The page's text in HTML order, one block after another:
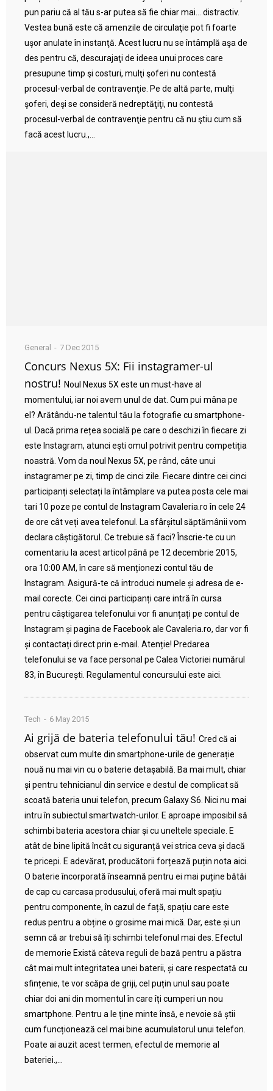
pun pariu că al tău s-ar putea să fie chiar mai… distractiv.
Vestea bună este că amenzile de circulaţie pot fi foarte
uşor anulate în instanţă. Acest lucru nu se întâmplă aşa de
des pentru că, descurajaţi de ideea unui proces care
presupune timp şi costuri, mulţi şoferi nu contestă
procesul-verbal de contravenţie. Pe de altă parte, mulţi
şoferi, deşi se consideră nedreptăţiţi, nu contestă
procesul-verbal de contravenţie pentru că nu ştiu cum să
facă acest lucru.,...
General 7 Dec 2015
Concurs Nexus 5X: Fii instagramer-ul
nostru! Noul Nexus 5X este un must-have al
momentului, iar noi avem unul de dat. Cum pui mâna pe
el? Arătându-ne talentul tău la fotografie cu smartphone-
ul. Dacă prima rețea socială pe care o deschizi în fiecare zi
este Instagram, atunci ești omul potrivit pentru competiția
noastră. Vom da noul Nexus 5X, pe rând, câte unui
instagramer pe zi, timp de cinci zile. Fiecare dintre cei cinci
participanți selectați la întâmplare va putea posta cele mai
tari 10 poze pe contul de Instagram Cavaleria.ro în cele 24
de ore cât veți avea telefonul. La sfârșitul săptămânii vom
declara câștigătorul. Ce trebuie să faci? Înscrie-te cu un
comentariu la acest articol până pe 12 decembrie 2015,
ora 10:00 AM, în care să menționezi contul tău de
Instagram. Asigură-te că introduci numele și adresa de e-
mail corecte. Cei cinci participanți care intră în cursa
pentru câștigarea telefonului vor fi anunțați pe contul de
Instagram și pagina de Facebook ale Cavaleria.ro, dar vor fi
și contactați direct prin e-mail. Atenție! Predarea
telefonului se va face personal pe Calea Victoriei numărul
83, în București. Regulamentul concursului este aici.
Tech 6 May 2015
Ai grijă de bateria telefonului tău! Cred că ai
observat cum multe din smartphone-urile de generație
nouă nu mai vin cu o baterie detașabilă. Ba mai mult, chiar
și pentru tehnicianul din service e destul de complicat să
scoată bateria unui telefon, precum Galaxy S6. Nici nu mai
intru în subiectul smartwatch-urilor. E aproape imposibil să
schimbi bateria acestora chiar și cu uneltele speciale. E
atât de bine lipită încât cu siguranță vei strica ceva și dacă
te pricepi. E adevărat, producătorii forțează puțin nota aici.
O baterie încorporată înseamnă pentru ei mai puține bătăi
de cap cu carcasa produsului, oferă mai mult spațiu
pentru componente, în cazul de față, spațiu care este
redus pentru a obține o grosime mai mică. Dar, este și un
semn că ar trebui să îți schimbi telefonul mai des. Efectul
de memorie Există câteva reguli de bază pentru a păstra
cât mai mult integritatea unei baterii, și care respectată cu
sfințenie, te vor scăpa de griji, cel puțin unul sau poate
chiar doi ani din momentul în care îți cumperi un nou
smartphone. Pentru a le ține minte însă, e nevoie să știi
cum funcționează cel mai bine acumulatorul unui telefon.
Poate ai auzit acest termen, efectul de memorie al
bateriei.,...